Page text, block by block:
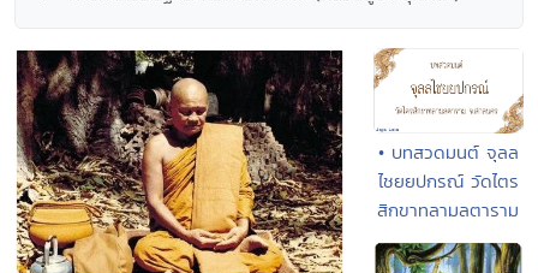
• บทสวดมนต์ จุลล
ไชยยปกรณ์ วัดไตร
สิกขาทลามลตาราม